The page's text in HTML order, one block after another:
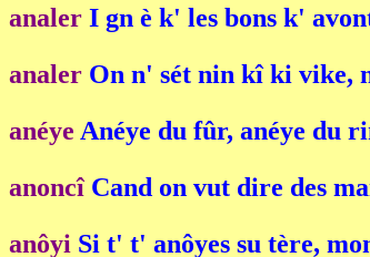
analer I gn è k' les bons k'
analer On n' sét nin kî ki vike,
anéye Anéye du fûr, anéye du
anoncî Cand on vut dire des
anôyi Si t' t' anôyes su tère,